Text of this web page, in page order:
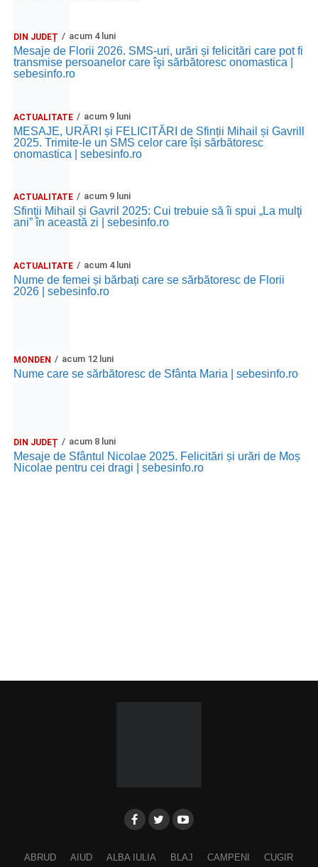
DIN JUDEȚ acum 4 luni
Mesaje de Florii 2026. SMS-uri, urări și felicitări care pot fi
transmise persoanelor care îşi sărbătoresc onomastica |
sebesinfo.ro
ACTUALITATE acum 9 luni
MESAJE, URĂRI și FELICITĂRI de Sfinții Mihail și Gavrill
2025. Trimite-le un SMS celor care își sărbătoresc
onomastica | sebesinfo.ro
ACTUALITATE acum 9 luni
Sfinții Mihail și Gavril 2025: Cui trebuie să îi spui „La mulţi
ani” în această zi | sebesinfo.ro
ACTUALITATE acum 4 luni
Nume de femei și bărbați care se sărbătoresc de Florii
2026 | sebesinfo.ro
MONDEN acum 12 luni
Nume care se sărbătoresc de Sfânta Maria | sebesinfo.ro
DIN JUDEȚ acum 8 luni
Mesaje de Sfântul Nicolae 2025. Felicitări și urări de Moș
Nicolae pentru cei dragi | sebesinfo.ro
ABRUD AIUD ALBA IULIA BLAJ CAMPENI CUGIR